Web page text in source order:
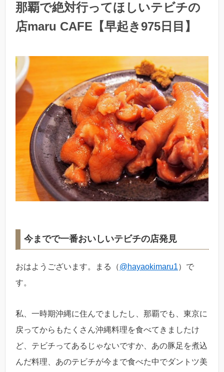
那覇で絶対行ってほしいテビチの
店maru CAFE【早起き975日目】
今までで一番おいしいテビチの店発見
おはようございます。まる（@hayaokimaru1）で
す。
私、一時期沖縄に住んでましたし、那覇でも、東京に
戻ってからもたくさん沖縄料理を食べてきましたけ
ど、テビチってあるじゃないですか、あの豚足を煮込
んだ料理、あのテビチが今まで食べた中でダントツ美